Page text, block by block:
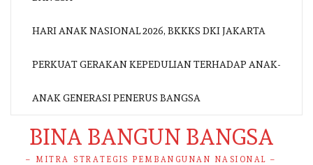
HARI ANAK NASIONAL 2026, BKKKS DKI JAKARTA
PERKUAT GERAKAN KEPEDULIAN TERHADAP ANAK-
ANAK GENERASI PENERUS BANGSA
BINA BANGUN BANGSA
– MITRA STRATEGIS PEMBANGUNAN NASIONAL –